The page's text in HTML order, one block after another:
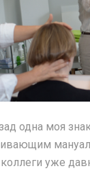
одна моя
уже